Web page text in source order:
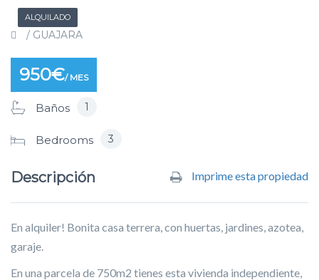
ALQUILADO
/ GUAJARA
950€/ MES
Baños 1
Bedrooms 3
Descripción Imprime esta propiedad
En alquiler! Bonita casa terrera, con huertas, jardines, azotea,
garaje.
En una parcela de 750m2 tienes esta vivienda independiente,